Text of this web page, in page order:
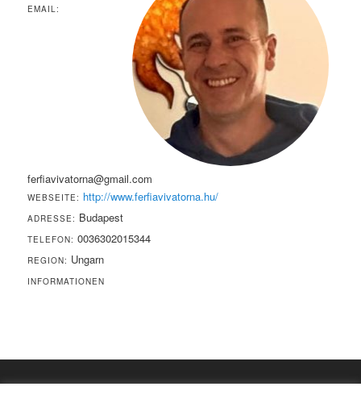
EMAIL:
ferfiavivatorna@gmail.com
WEBSEITE: http://www.ferfiavivatorna.hu/
ADRESSE: Budapest
TELEFON:0036302015344
REGION: Ungarn
INFORMATIONEN